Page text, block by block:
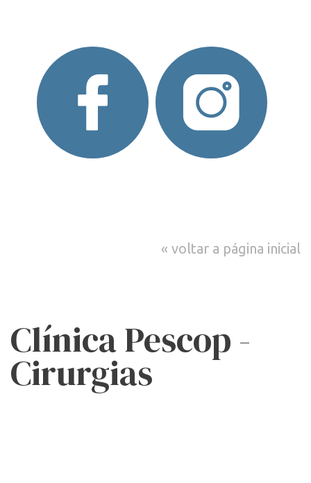
voltar a página inicial
Clínica Pescop -
Cirurgias